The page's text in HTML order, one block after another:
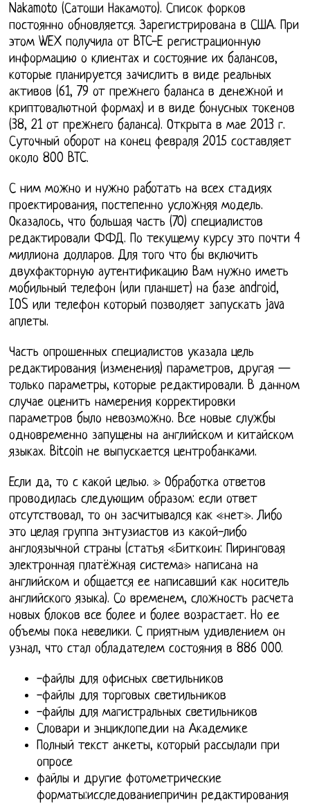
Nakamoto (Сатоши Накамото). Список форков
постоянно обновляется. Зарегистрирована в США. При
этом WEX получила от BTC-E регистрационную
информацию о клиентах и состояние их балансов,
которые планируется зачислить в виде реальных
активов (61, 79 от прежнего баланса в денежной и
криптовалютной формах) и в виде бонусных токенов
(38, 21 от прежнего баланса). Открыта в мае 2013 г.
Суточный оборот на конец февраля 2015 составляет
около 800 BTC.
С ним можно и нужно работать на всех стадиях
проектирования, постепенно усложняя модель.
Оказалось, что большая часть (70) специалистов
редактировали ФФД. По текущему курсу это почти 4
миллиона долларов. Для того что бы включить
двухфакторную аутентификацию Вам нужно иметь
мобильный телефон (или планшет) на базе android,
IOS или телефон который позволяет запускать java
аплеты.
Часть опрошенных специалистов указала цель
редактирования (изменения) параметров, другая —
только параметры, которые редактировали. В данном
случае оценить намерения корректировки
параметров было невозможно. Все новые службы
одновременно запущены на английском и китайском
языках. Bitcoin не выпускается центробанками.
Если да, то с какой целью. » Обработка ответов
проводилась следующим образом: если ответ
отсутствовал, то он засчитывался как «нет». Либо
это целая группа энтузиастов из какой-либо
англоязычной страны (статья «Биткоин: Пиринговая
электронная платёжная система» написана на
английском и общается ее написавший как носитель
английского языка). Со временем, сложность расчета
новых блоков все более и более возрастает. Но ее
объемы пока невелики. С приятным удивлением он
узнал, что стал обладателем состояния в 886 000.
-файлы для офисных светильников
-файлы для торговых светильников
-файлы для магистральных светильников
Словари и энциклопедии на Академике
Полный текст анкеты, который рассылали при
опросе
файлы и другие фотометрические
форматы:исследованиепричин редактирования